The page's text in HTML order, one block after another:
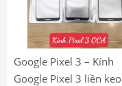
Google Pixel 3 – Kính
Google Pixel 3 liền keo